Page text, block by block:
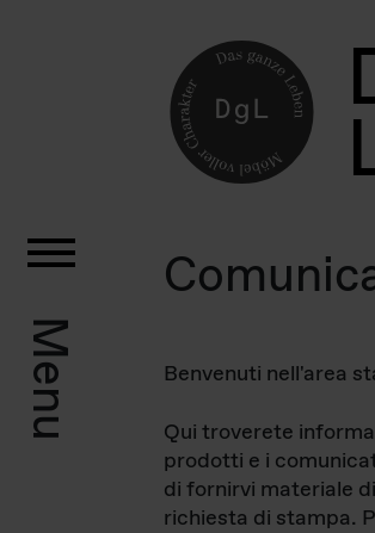
Menu Benvenuti nell'area
Qui troverete
prodotti e i
di fornirvi materiale
richiesta di stampa.